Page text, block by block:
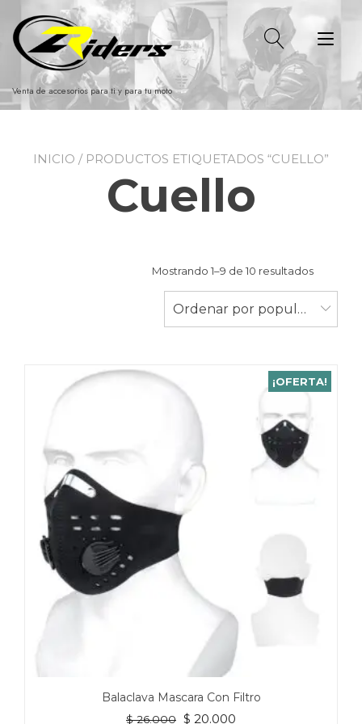
contenido
Venta de accesorios para ti y para tu moto
INICIO / PRODUCTOS ETIQUETADOS “CUELLO”
Cuello
Mostrando 1–9 de 10 resultados
Ordenar por popularidad
¡OFERTA!
Balaclava Mascara Con Filtro
$26.000 El
$ 20.000